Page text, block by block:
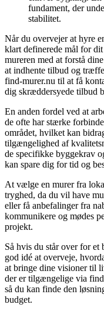
fundament, der
stabilitet.
Når du overvejer at hyre
klart definerede mål for
mureren med at forstå
at indhente tilbud og
find-murer.nu til at få
dig skræddersyede tilbud
En anden fordel ved at
de ofte har stærke
området, hvilket kan
tilgængelighed af
de specifikke byggekrav
kan spare dig for tid og
At vælge en murer fra
tryghed, da du vil have
eller få anbefalinger fra
kommunikere og mødes
projekt.
Så hvis du står over for et
god idé at overveje,
at bringe dine visioner til
der er tilgængelige via
så du kan finde den
budget.